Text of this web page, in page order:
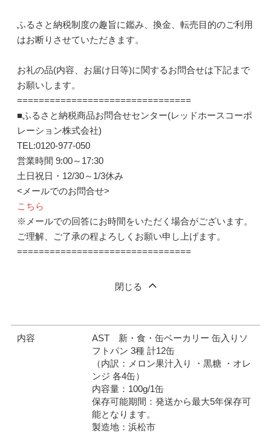
ふるさと納税制度の趣旨に鑑み、換金、転売目的のご利用
はお断りさせていただきます。
お礼の品(内容、お届け日等)に関するお問合せは下記まで
お願いします。
================================
■ふるさと納税商品お問合せセンター(レッドホースコーポ
レーション株式会社)
TEL:0120-977-050
営業時間 9:00～17:30
土日祝日・12/30～1/3休み
<メールでのお問合せ>
こちら
※メールでの回答にお時間をいただく場合がございます。
ご理解、ご了承の程よろしくお願い申し上げます。
================================
閉じる
内容
AST 新・食・缶ベーカリー 缶入りソ
フトパン 3種 計12缶
（内訳：メロン果汁入り ・黒糖 ・オレ
ンジ 各4缶）
内容量：100g/1缶
保存可能期間：発送から最大5年保存可
能となります。
製造地：浜松市